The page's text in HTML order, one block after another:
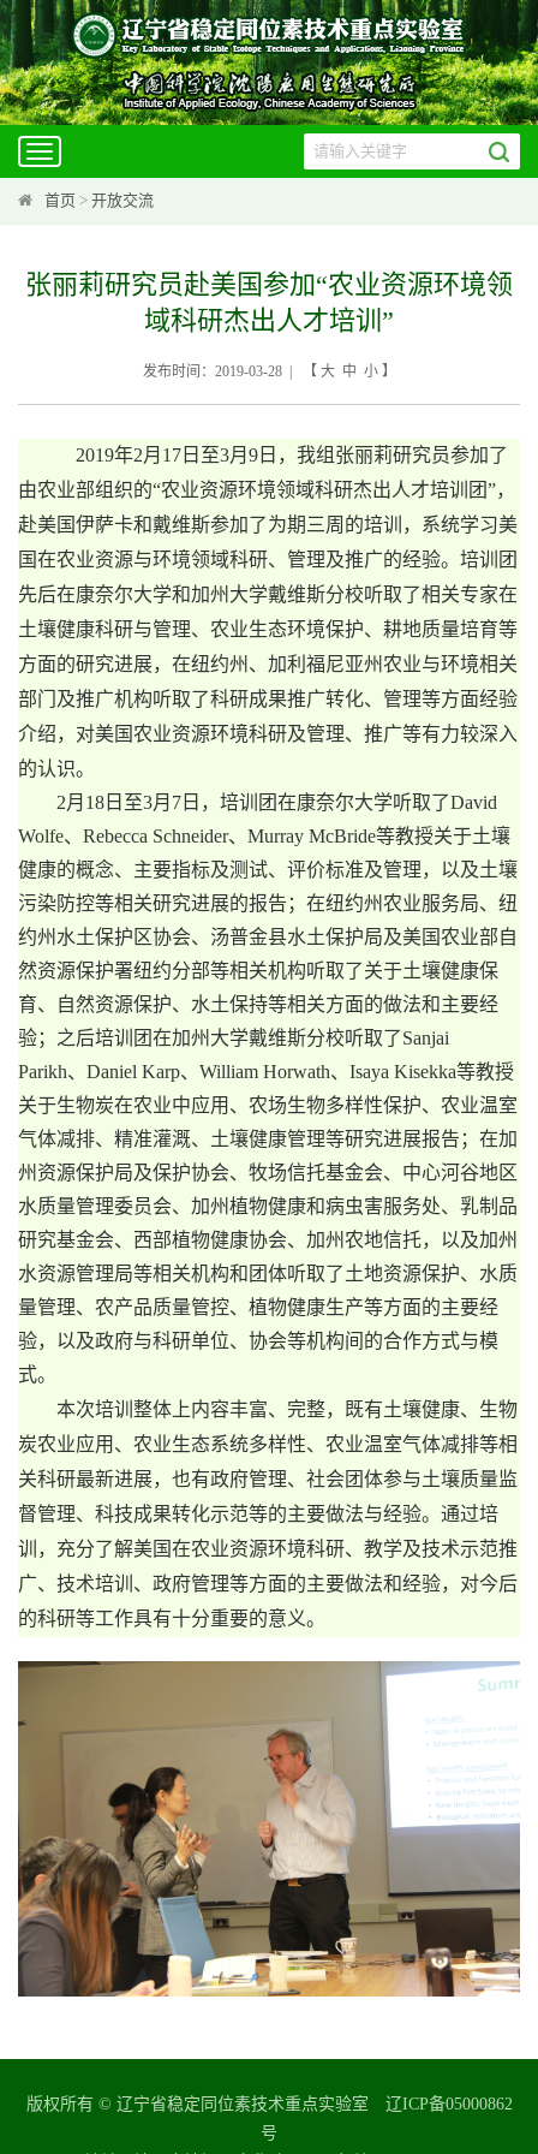
Toggle
navigation
首页 > 开放交流
张丽莉研究员赴美国参加“农业资源环境领
域科研杰出人才培训”
发布时间：2019-03-28 | 【 大 中 小】
2019年2月 17 日至3月 9 日，我组张丽莉研究员参加了
由农业部组织的“农业资源环境领域科研杰出人才培训团”，
赴美国伊萨卡和戴维斯参加了为期三周的培训，系统学习美
国在农业资源与环境领域科研、管理及推广的经验。培训团
先后在康奈尔大学和加州大学戴维斯分校听取了相关专家在
土壤健康科研与管理、农业生态环境保护、耕地质量培育等
方面的研究进展，在纽约州、加利福尼亚州农业与环境相关
部门及推广机构听取了科研成果推广转化、管理等方面经验
介绍，对美国农业资源环境科研及管理、推广等有力较深入
的认识。
2月 18 日至3月 7 日，培训团在康奈尔大学听取了David
Wolfe、 Rebecca Schneider、 Murray McBride等教授关于土壤
健康的概念、主要指标及测试、评价标准及管理，以及土壤
污染防控等相关研究进展的报告；在纽约州农业服务局、纽
约州水土保护区协会、汤普金县水土保护局及美国农业部自
然资源保护署纽约分部等相关机构听取了关于土壤健康保
育、自然资源保护、水土保持等相关方面的做法和主要经
验；之后培训团在加州大学戴维斯分校听取了Sanjai
Parikh、 Daniel Karp、 William Horwath、 Isaya Kisekka等教授
关于生物炭在农业中应用、农场生物多样性保护、农业温室
气体减排、精准灌溉、土壤健康管理等研究进展报告；在加
州资源保护局及保护协会、牧场信托基金会、中心河谷地区
水质量管理委员会、加州植物健康和病虫害服务处、乳制品
研究基金会、西部植物健康协会、加州农地信托，以及加州
水资源管理局等相关机构和团体听取了土地资源保护、水质
量管理、农产品质量管控、植物健康生产等方面的主要经
验，以及政府与科研单位、协会等机构间的合作方式与模
式。
本次培训整体上内容丰富、完整，既有土壤健康、生物
炭农业应用、农业生态系统多样性、农业温室气体减排等相
关科研最新进展，也有政府管理、社会团体参与土壤质量监
督管理、科技成果转化示范等的主要做法与经验。通过培
训，充分了解美国在农业资源环境科研、教学及技术示范推
广、技术培训、政府管理等方面的主要做法和经验，对今后
的科研等工作具有十分重要的意义。
版权所有 © 辽宁省稳定同位素技术重点实验室 辽ICP备05000862
号